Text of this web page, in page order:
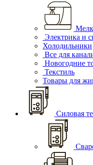
Электрика и
Холодильники
Все для
Новогодние
Текстиль
Товары для
Силовая